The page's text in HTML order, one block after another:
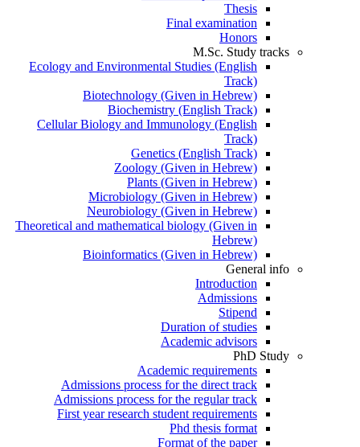
Thesis
Final examination
Honors
M.Sc. Study tracks
Ecology and Environmental Studies (English
Track)
Biotechnology (Given in Hebrew)
Biochemistry (English Track)
Cellular Biology and Immunology (English
Track)
Genetics (English Track)
Zoology (Given in Hebrew)
Plants (Given in Hebrew)
Microbiology (Given in Hebrew)
Neurobiology (Given in Hebrew)
Theoretical and mathematical biology (Given in
Hebrew)
Bioinformatics (Given in Hebrew)
General info
Introduction
Admissions
Stipend
Duration of studies
Academic advisors
PhD Study
Academic requirements
Admissions process for the direct track
Admissions process for the regular track
First year research student requirements
Phd thesis format
Format of the paper